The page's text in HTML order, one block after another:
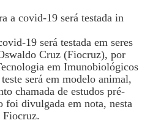
a covid-19 será testada in
19 será testada em seres
Cruz (Fiocruz), por
em Imunobiológicos
será em modelo animal,
chamada de estudos pré-
foi divulgada em nota, nesta
Fiocruz.